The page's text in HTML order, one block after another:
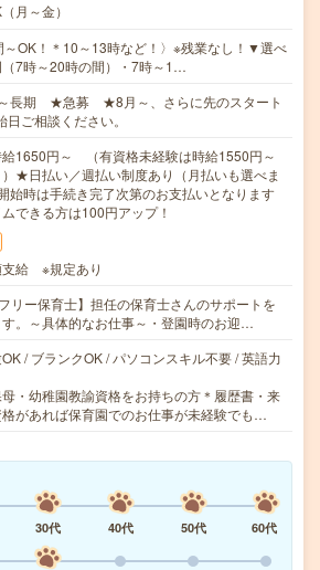
月～金）
～OK！＊10～13時など！〉※残業なし！▼選べ
（7時～20時の間）・7時～1…
長期 ★急募 ★8月～、さらに先のスタート
日ご相談ください。
1650円～ （有資格未経験は時給1550円～
）★日払い／週払い制度あり（月払いも選べま
始時は手続き完了次第のお支払いとなります
できる方は100円アップ！
支給 ※規定あり
フリー保育士】担任の保育士さんのサポートを
。～具体的なお仕事～・登園時のお迎…
/ ブランクOK / パソコンスキル不要 / 英語力
・幼稚園教諭資格をお持ちの方＊履歴書・来
があれば保育園でのお仕事が未経験でも…
30代 40代 50代
60代